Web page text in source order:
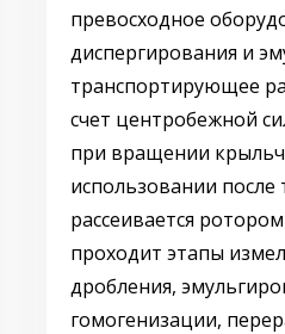
превосходное
диспергирования и
транспортирующее
счет центробежной
при вращении
использовании после
рассеивается
проходит этапы
дробления,
гомогенизации,